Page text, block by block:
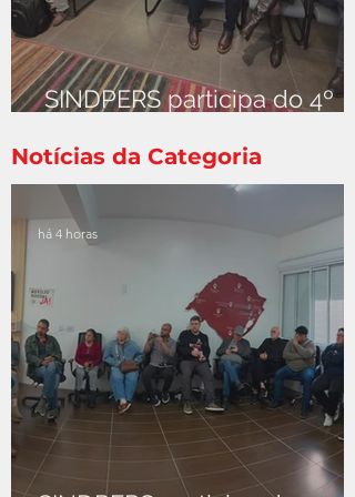
SINDPERS participa do 4º
Instituto Servir Brasil
Notícias da Categoria
há 4 horas